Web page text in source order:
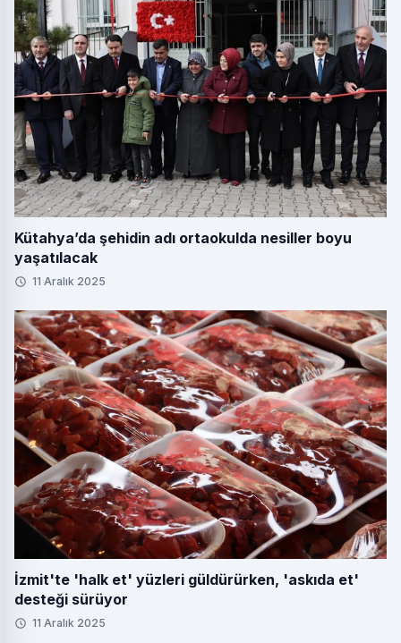
Kütahya’da şehidin adı ortaokulda nesiller boyu
yaşatılacak
11 Aralık 2025
İzmit'te 'halk et' yüzleri güldürürken, 'askıda et'
desteği sürüyor
11 Aralık 2025